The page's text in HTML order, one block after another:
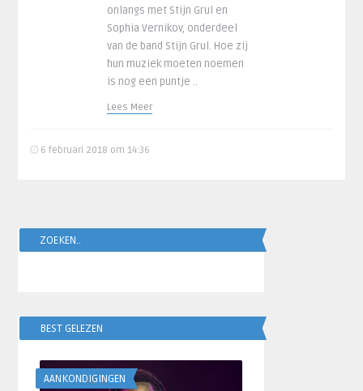
onlangs met Stijn Grul en
Sophia Vernikov, onderdeel
van de band Stijn Grul. Hoe zij
hun muziek moeten noemen
is nog een puntje ..
Lees Meer
6 februari 2018 om 14:36
ZOEKEN..
BEST GELEZEN
AANKONDIGINGEN